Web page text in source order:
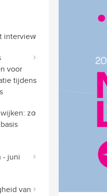
interview
voor
tijdens
zo
- juni
van